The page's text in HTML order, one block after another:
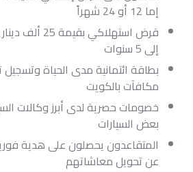
إما 12 أو 24 شهراً
قرض استهلاكي
إلى 5 سنوات
بطاقة ائتمانية مدى الحياة
مكافآت بالكويت
بعض السيارات
عن تحويل معاشاتهم